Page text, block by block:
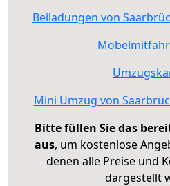
Beiladungen von
Mini Umzug von
Bitte füllen Sie das
aus, um kostenlose
denen alle Preise und
dargestellt